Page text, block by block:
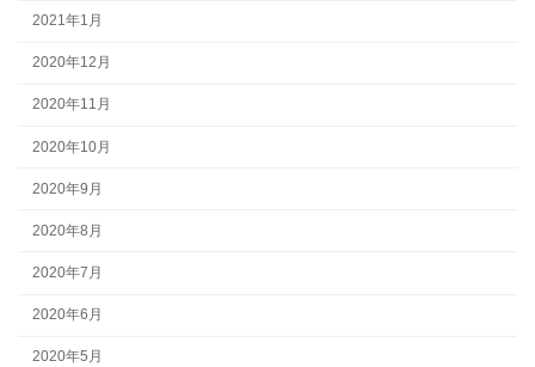
2021年1月
2020年12月
2020年11月
2020年10月
2020年9月
2020年8月
2020年7月
2020年6月
2020年5月